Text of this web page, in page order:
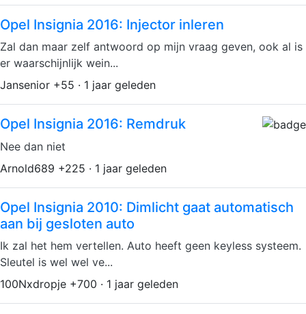
Opel Insignia 2016: Injector inleren
Zal dan maar zelf antwoord op mijn vraag geven, ook al is
er waarschijnlijk wein...
Jansenior +55 · 1 jaar geleden
Opel Insignia 2016: Remdruk
Nee dan niet
Arnold689 +225 · 1 jaar geleden
Opel Insignia 2010: Dimlicht gaat automatisch
aan bij gesloten auto
Ik zal het hem vertellen. Auto heeft geen keyless systeem.
Sleutel is wel wel ve...
100Nxdropje +700 · 1 jaar geleden